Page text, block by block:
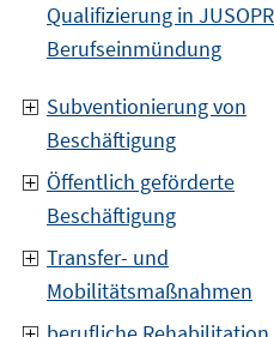
Qualifizierung in
Berufseinmündung
Subventionierung von
Beschäftigung
Öffentlich geförderte
Beschäftigung
Transfer- und
Mobilitätsmaßnahmen